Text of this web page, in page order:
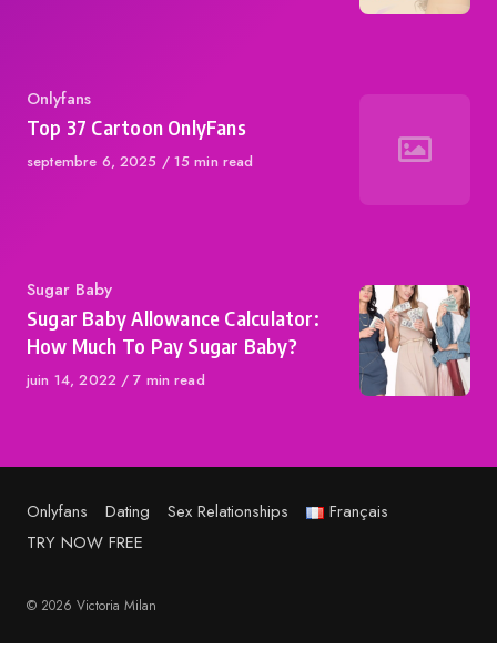
Category
Onlyfans
Top 37 Cartoon OnlyFans
Published
septembre 6, 2025 15 min read
Category
Sugar Baby
Sugar Baby Allowance Calculator:
How Much To Pay Sugar Baby?
Published
juin 14, 2022 7 min read
Onlyfans Dating Sex Relationships
Français
TRY NOW FREE
© 2026 Victoria Milan